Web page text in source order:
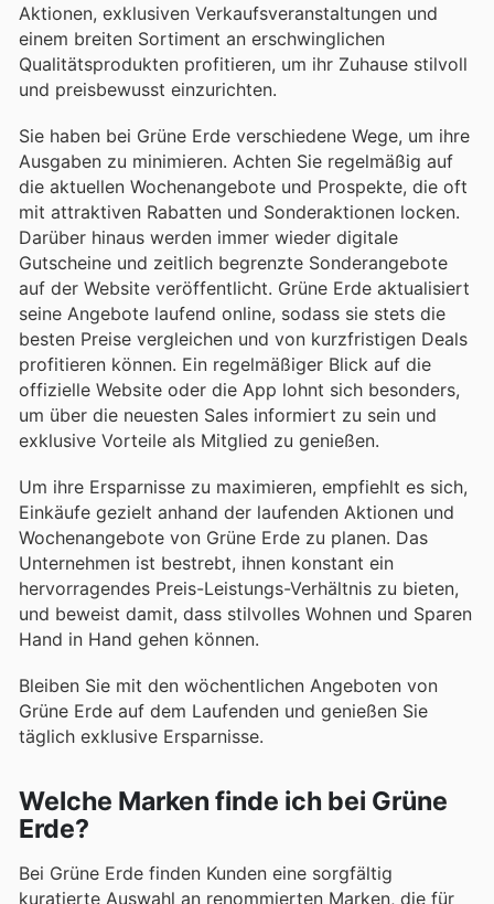
Aktionen, exklusiven Verkaufsveranstaltungen und
einem breiten Sortiment an erschwinglichen
Qualitätsprodukten profitieren, um ihr Zuhause stilvoll
und preisbewusst einzurichten.
Sie haben bei Grüne Erde verschiedene Wege, um ihre
Ausgaben zu minimieren. Achten Sie regelmäßig auf
die aktuellen Wochenangebote und Prospekte, die oft
mit attraktiven Rabatten und Sonderaktionen locken.
Darüber hinaus werden immer wieder digitale
Gutscheine und zeitlich begrenzte Sonderangebote
auf der Website veröffentlicht. Grüne Erde aktualisiert
seine Angebote laufend online, sodass sie stets die
besten Preise vergleichen und von kurzfristigen Deals
profitieren können. Ein regelmäßiger Blick auf die
offizielle Website oder die App lohnt sich besonders,
um über die neuesten Sales informiert zu sein und
exklusive Vorteile als Mitglied zu genießen.
Um ihre Ersparnisse zu maximieren, empfiehlt es sich,
Einkäufe gezielt anhand der laufenden Aktionen und
Wochenangebote von Grüne Erde zu planen. Das
Unternehmen ist bestrebt, ihnen konstant ein
hervorragendes Preis-Leistungs-Verhältnis zu bieten,
und beweist damit, dass stilvolles Wohnen und Sparen
Hand in Hand gehen können.
Bleiben Sie mit den wöchentlichen Angeboten von
Grüne Erde auf dem Laufenden und genießen Sie
täglich exklusive Ersparnisse.
Welche Marken finde ich bei Grüne
Erde?
Bei Grüne Erde finden Kunden eine sorgfältig
kuratierte Auswahl an renommierten Marken, die für